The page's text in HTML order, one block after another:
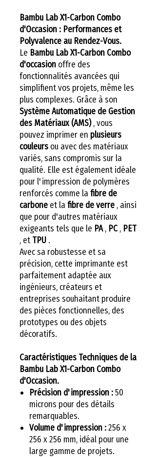
Bambu Lab X1-Carbon Combo
d'Occasion : Performances et
Polyvalence au Rendez-Vous.
Le Bambu Lab X1-Carbon Combo
d'occasion offre des
fonctionnalités avancées qui
simplifient vos projets, même les
plus complexes. Grâce à son
Système Automatique de Gestion
des Matériaux (AMS), vous
pouvez imprimer en plusieurs
couleurs ou avec des matériaux
variés, sans compromis sur la
qualité. Elle est également idéale
pour l'impression de polymères
renforcés comme la fibre de
carbone et la fibre de verre , ainsi
que pour d'autres matériaux
exigeants tels que le PA, PC, PET
, et TPU .
Avec sa robustesse et sa
précision, cette imprimante est
parfaitement adaptée aux
ingénieurs, créateurs et
entreprises souhaitant produire
des pièces fonctionnelles, des
prototypes ou des objets
décoratifs.
Caractéristiques Techniques de la
Bambu Lab X1-Carbon Combo
d'Occasion.
Précision d'impression :50
microns pour des détails
remarquables.
Volume d'impression :256 x
256 x 256 mm, idéal pour une
large gamme de projets.